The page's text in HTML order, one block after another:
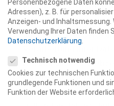
informiert Sie mit
Verwendung Ihrer
auf dieser Webseite
Besuch unserer
Nutzer auf. Wir
Daten sehr ernst und
Personenbezogene Daten
Adressen), z. B. für
Anzeigen- und Inhaltsmessung.
Verwendung Ihrer Daten finden
Datenschutzerklärung
Technisch notwendig
Cookies zur technischen
grundlegende Funktionen und
Funktion der Website